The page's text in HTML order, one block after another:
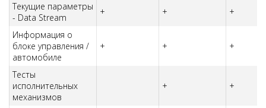
Текущие параметры
- Data Stream
+ + +
Информация о
блоке управления /
автомобиле
+ + +
Тесты
исполнительных
механизмов
+ +